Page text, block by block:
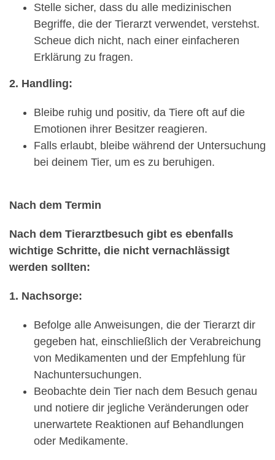
Stelle sicher, dass du alle medizinischen
Begriffe, die der Tierarzt verwendet, verstehst.
Scheue dich nicht, nach einer einfacheren
Erklärung zu fragen.
2. Handling:
Bleibe ruhig und positiv, da Tiere oft auf die
Emotionen ihrer Besitzer reagieren.
Falls erlaubt, bleibe während der Untersuchung
bei deinem Tier, um es zu beruhigen.
Nach dem Termin
Nach dem Tierarztbesuch gibt es ebenfalls
wichtige Schritte, die nicht vernachlässigt
werden sollten:
1. Nachsorge:
Befolge alle Anweisungen, die der Tierarzt dir
gegeben hat, einschließlich der Verabreichung
von Medikamenten und der Empfehlung für
Nachuntersuchungen.
Beobachte dein Tier nach dem Besuch genau
und notiere dir jegliche Veränderungen oder
unerwartete Reaktionen auf Behandlungen
oder Medikamente.